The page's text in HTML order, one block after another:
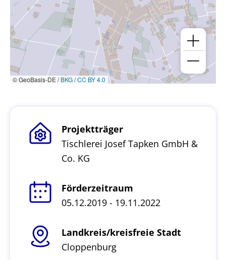
© GeoBasis-DE /BKG/CC BY 4.0
Projektträger
Tischlerei Josef Tapken GmbH &
Co. KG
Förderzeitraum
05.12.2019 - 19.11.2022
Landkreis/kreisfreie Stadt
Cloppenburg